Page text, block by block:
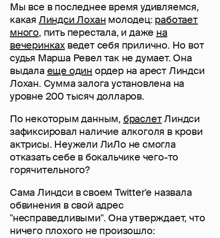
Мы все в последнее время удивляемся,
какая Линдси Лохан молодец: работает
много, пить перестала, и даже на
вечеринках ведет себя прилично. Но вот
судья Марша Ревел так не думает. Она
выдала еще один ордер на арест Линдси
Лохан. Сумма залога установлена на
уровне 200 тысяч долларов.
По некоторым данным, браслетЛиндси
зафиксировал наличие алкоголя в крови
актрисы. Неужели ЛиЛо не смогла
отказать себе в бокальчике чего-то
горячительного?
Сама Линдси в своем Twitter'e назвала
обвинения в свой адрес
"несправедливыми". Она утверждает, что
ничего плохого не произошло: